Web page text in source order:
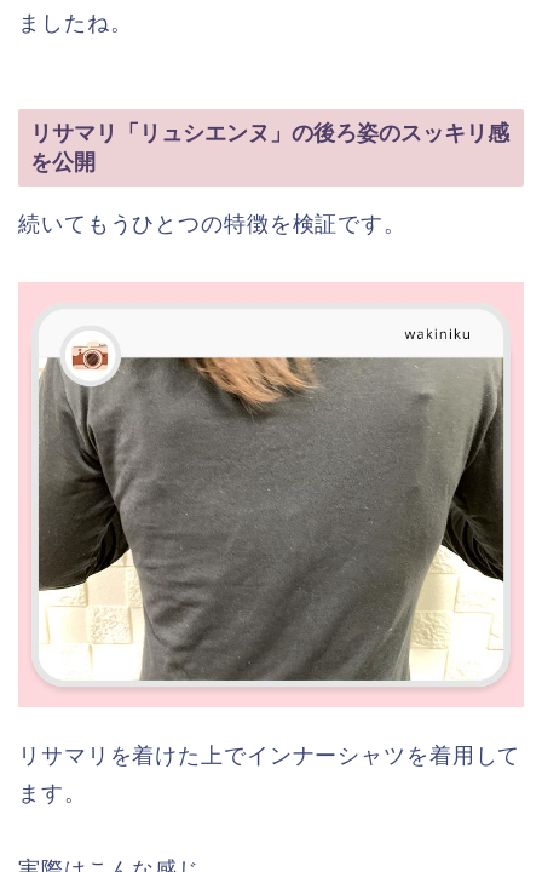
ましたね。
リサマリ「リュシエンヌ」の後ろ姿のスッキリ感
を公開
続いてもうひとつの特徴を検証です。
リサマリを着けた上でインナーシャツを着用して
ます。